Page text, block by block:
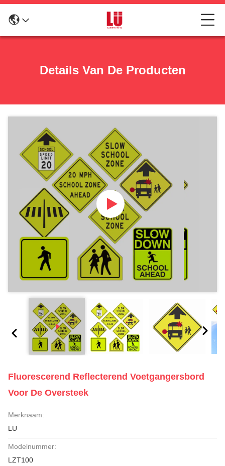
Details Van De Producten
Fluorescerend Reflecterend Voetgangersbord
Voor De Oversteek
Merknaam:
LU
Modelnummer:
LZT100